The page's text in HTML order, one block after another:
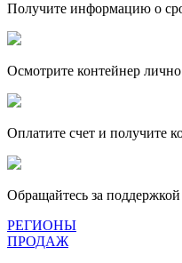
Получите информацию о
Осмотрите контейнер
Оплатите счет и получите
Обращайтесь за
РЕГИОНЫ
ПРОДАЖ